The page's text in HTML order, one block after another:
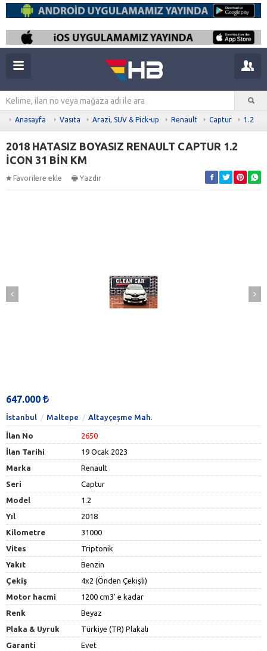
Anasayfa Vasıta Arazi, SUV & Pick-up Renault Captur 1.2
2018 HATASIZ BOYASIZ RENAULT CAPTUR 1.2
İCON 31 BİN KM
Favorilere ekle Yazdır
647.000
İstanbul Maltepe Altayçeşme Mah.
İlan No
2650
İlan Tarihi
19 Ocak 2023
Marka
Renault
Seri
Captur
Model
1.2
Yıl
2018
Kilometre
31000
Vites
Triptonik
Yakıt
Benzin
Çekiş
4x2 (Önden Çekişli)
Motor hacmi
1200 cm3' e kadar
Renk
Beyaz
Plaka & Uyruk
Türkiye (TR) Plakalı
Garanti
Evet